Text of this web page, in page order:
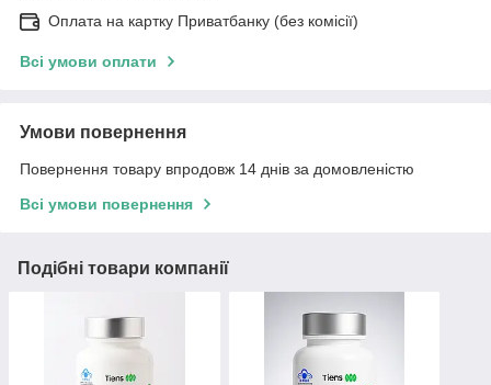
Оплата на картку Приватбанку (без комісії)
Всі умови оплати
Умови повернення
Повернення товару впродовж 14 днів за домовленістю
Всі умови повернення
Подібні товари компанії